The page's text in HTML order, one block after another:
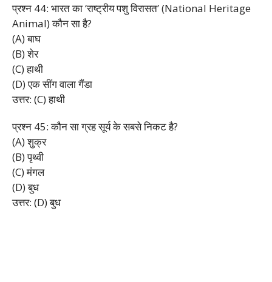
प्रश्न 44: भारत का ‘राष्ट्रीय पशु विरासत’ (National Heritage
Animal) कौन सा है?
(A) बाघ
(B) शेर
(C) हाथी
(D) एक सींग वाला गैंडा
उत्तर: (C) हाथी
प्रश्न 45: कौन सा ग्रह सूर्य के सबसे निकट है?
(A) शुक्र
(B) पृथ्वी
(C) मंगल
(D) बुध
उत्तर: (D) बुध